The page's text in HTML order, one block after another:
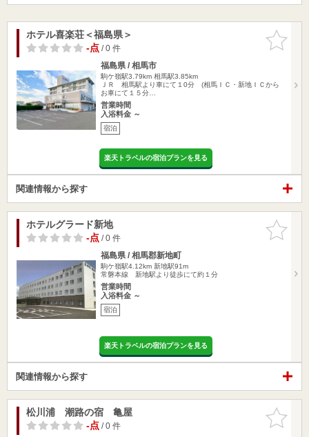
お気に入
りに追加
ホテル喜楽荘＜福島県＞
-点/ 0 件
福島県 / 相馬市
駒ケ嶺駅3.79km 相馬駅3.85km
ＪＲ 相馬駅より車にて１0分 (相馬ＩＣ・新地ＩＣから
お車にて１５分…
営業時間
入浴料金 ～
宿泊
楽天トラベルの宿泊プランを見る
関連情報から探す
お気に入
りに追加
ホテルグラード新地
-点/ 0 件
福島県 / 相馬郡新地町
駒ケ嶺駅4.12km 新地駅91m
常磐本線 新地駅より徒歩にて約１分
営業時間
入浴料金 ～
宿泊
楽天トラベルの宿泊プランを見る
関連情報から探す
お気に入
りに追加
松川浦 潮路の宿 亀屋
-点/ 0 件